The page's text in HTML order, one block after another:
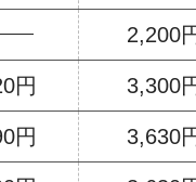
2,200
円 3,300
円 3,630